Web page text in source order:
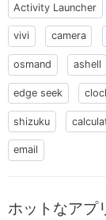
Activity Launcher
vivi camera
osmand ashell
edge seek
shizuku
email
ホットなアプ